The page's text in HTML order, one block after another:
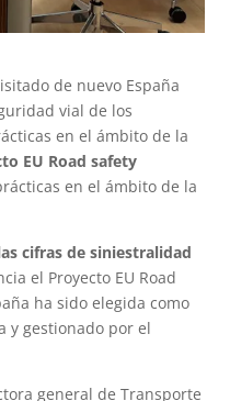
de nuevo España
vial de los
en el ámbito de la
EU Road safety
en el ámbito de la
cifras de siniestralidad
el Proyecto EU Road
ha sido elegida como
y gestionado por el
general de Transporte